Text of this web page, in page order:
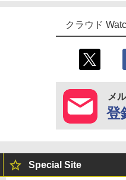
クラウド
メ
登
Special Site